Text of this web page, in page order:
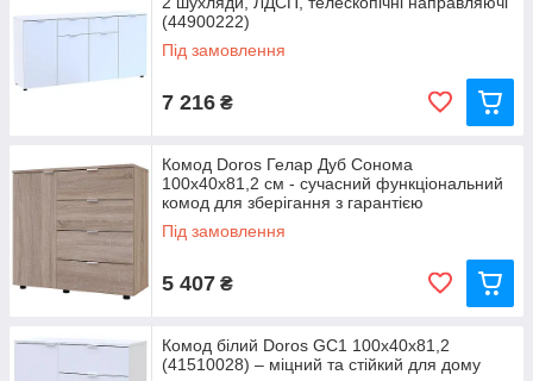
(44900222)
Під замовлення
7 216 ₴
Комод Doros Гелар Дуб Сонома
100х40х81,2 см - сучасний функціональний
комод для зберігання з гарантією
Під замовлення
5 407 ₴
Комод білий Doros GС1 100х40х81,2
(41510028) – міцний та стійкий для дому